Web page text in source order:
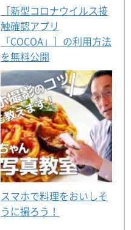
［新型コロナウイルス接
触確認アプリ
「COCOA」］の利用方法
を無料公開
スマホで料理をおいしそ
うに撮ろう！